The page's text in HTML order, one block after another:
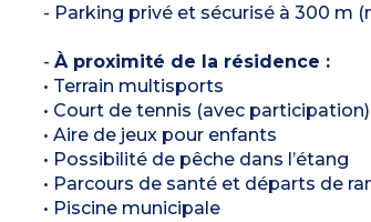
- Parking privé et sécurisé à 300 m
- À proximité de la résidence :
• Terrain multisports
• Court de tennis (avec participation)
• Aire de jeux pour enfants
• Possibilité de pêche dans l’étang
• Parcours de santé et départs de
• Piscine municipale